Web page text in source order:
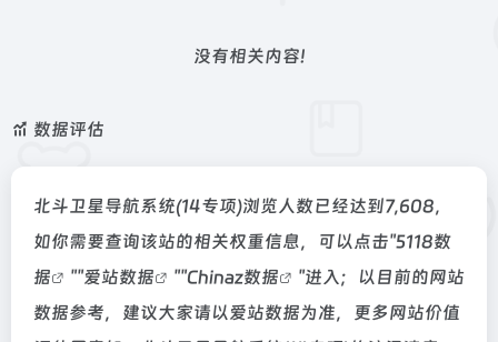
没有相关内容!
数据评估
北斗卫星导航系统(14专项)浏览人数已经达到7,608，
如你需要查询该站的相关权重信息，可以点击"5118数
据
""爱站数据 ""Chinaz数据
"进入；以目前的网站
数据参考，建议大家请以爱站数据为准，更多网站价值